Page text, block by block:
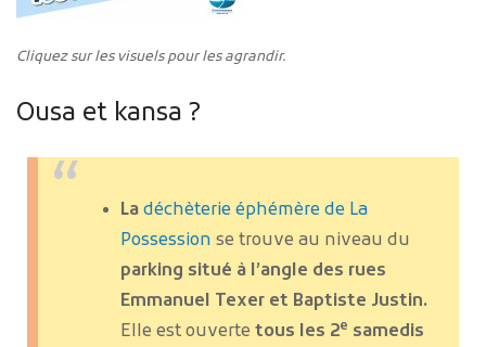
Cliquez sur les visuels pour les agrandir.
Ousa et kansa ?
Ladéchèterie éphémère de La
Possession se trouve au niveau du
parking situé à l’angle des rues
Emmanuel Texer et Baptiste Justin.
Elle est ouvertetous les 2e samedis